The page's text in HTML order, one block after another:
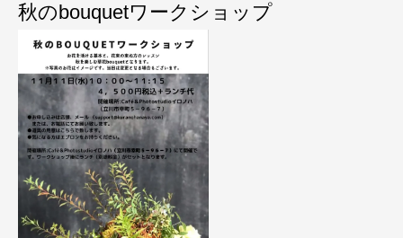
秋のbouquetワークショップ